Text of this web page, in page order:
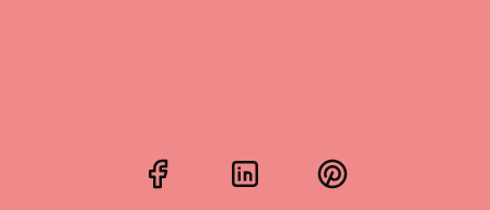
FacebookLinkedInPinterest